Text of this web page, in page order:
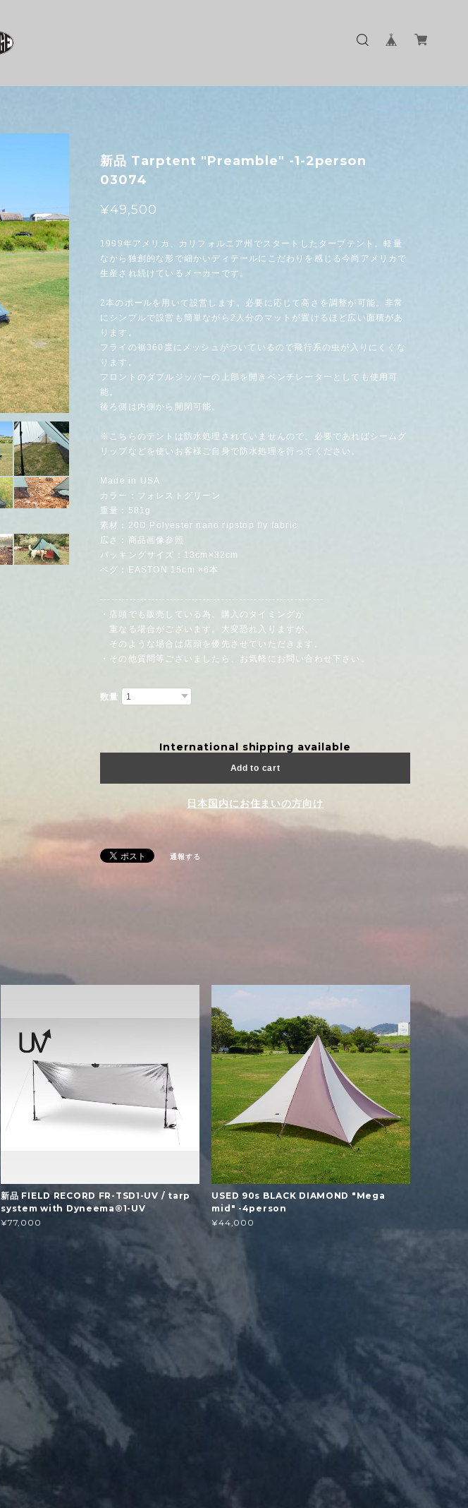
新品 Tarptent "Preamble" -1-2person
03074
¥49,500
1999年アメリカ、カリフォルニア州でスタートしたタープテント。軽量
ながら独創的な形で細かいディテールにこだわりを感じる今尚アメリカで
生産され続けているメーカーです。
2本のポールを用いて設営します。必要に応じて高さを調整が可能。非常
にシンプルで設営も簡単ながら2人分のマットが置けるほど広い面積があ
ります。
フライの裾360度にメッシュがついているので飛行系の虫が入りにくくな
ります。
フロントのダブルジッパーの上部を開きベンチレーターとしても使用可
能。
後ろ側は内側から開閉可能。
※こちらのテントは防水処理されていませんので、必要であればシームグ
リップなどを使いお客様ご自身で防水処理を行ってください。
Made in USA
カラー：フォレストグリーン
重量：581g
素材：20D Polyester nano ripstop fly fabric
広さ：商品画像参照
パッキングサイズ：13cm×32cm
ペグ：EASTON 15cm ×6本
-------------------------------------------------------------
・店頭でも販売している為、購入のタイミングが
重なる場合がございます。大変恐れ入りますが、
そのような場合は店頭を優先させていただきます。
・その他質問等ございましたら、お気軽にお問い合わせ下さい。
数量
International shipping available
Add to cart
日本国内にお住まいの方向け
通報する
新品 FIELD RECORD FR-TSD1-UV / tarp
system with Dyneema®1-UV
¥77,000
USED 90s BLACK DIAMOND "Mega
mid" -4person
¥44,000